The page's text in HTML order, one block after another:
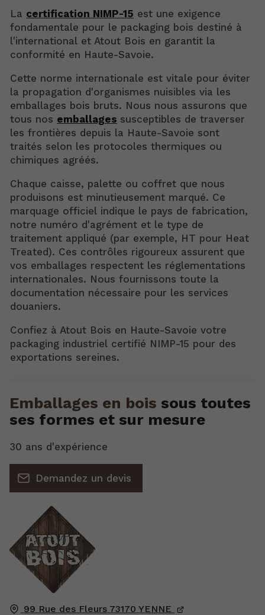
La certification NIMP-15 est une exigence
fondamentale pour le packaging bois destiné à
l'international et Atout Bois en garantit la
conformité en Haute-Savoie.
Cette norme internationale est vitale pour éviter
la propagation d'organismes nuisibles via les
emballages bois bruts. Nous nous assurons que
tous nos emballages susceptibles de traverser
les frontières depuis la Haute-Savoie sont
traités selon les protocoles thermiques ou
chimiques agréés.
Chaque caisse, palette ou coffret que nous
produisons est minutieusement marqué. Ce
marquage officiel indique le pays de fabrication,
notre numéro d'agrément et le type de
traitement appliqué (par exemple, HT pour Heat
Treated). Ces contrôles rigoureux assurent que
vos emballages respectent les réglementations
internationales. Nous fournissons toute la
documentation nécessaire pour les services
douaniers.
Confiez à Atout Bois en Haute-Savoie votre
packaging industriel certifié NIMP-15 pour des
exportations sereines.
99 Rue des Fleurs 73170 YENNE
Emballages en bois sous toutes
ses formes et sur mesure
30 ans d'expérience
Demandez un devis